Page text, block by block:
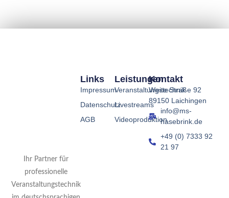
Ihr Partner für
professionelle
Veranstaltungstechnik
Leistungen
Veranstaltungstechnik
Livestreams
Videoproduktion
Links
Impressum
Datenschutz
AGB
Kontakt
Weite Straße 92
89150 Laichingen
info@ms-
hasebrink.de
+49 (0) 7333 92
21 97